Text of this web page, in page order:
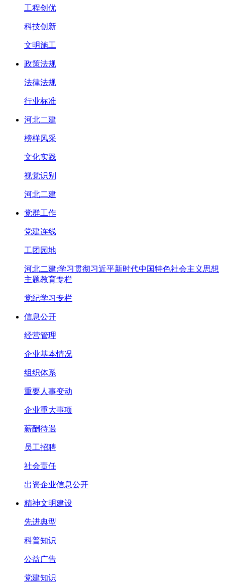
工程创优
科技创新
文明施工
政策法规
法律法规
行业标准
河北二建
榜样风采
文化实践
视觉识别
河北二建
党群工作
党建连线
工团园地
河北二建:学习贯彻习近平新时代中国特色社会主义思想
主题教育专栏
党纪学习专栏
信息公开
经营管理
企业基本情况
组织体系
重要人事变动
企业重大事项
薪酬待遇
员工招聘
社会责任
出资企业信息公开
精神文明建设
先进典型
科普知识
公益广告
党建知识